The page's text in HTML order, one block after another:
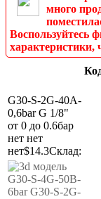
много
Воспользуйтесь
характеристики,
G30-S-2G-40A-
0,6barG 1/8"
от 0 до 0.6бар
нет нет
нет$14.3Склад: